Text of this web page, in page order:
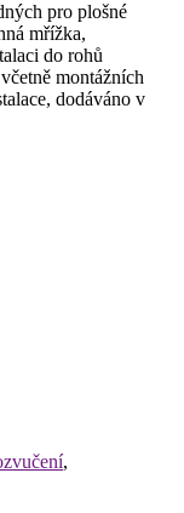
pro plošné
mřížka,
do rohů
montážních
dodáváno v
,